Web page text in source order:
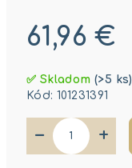
61,96 €
cena:
✅ Skladom(>5 ks)
Kód: 101231391
+
−